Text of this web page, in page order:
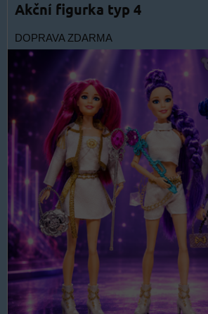
Akční figurka typ 4
DOPRAVA ZDARMA